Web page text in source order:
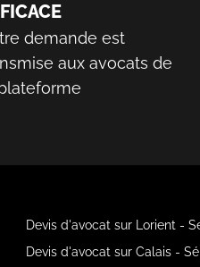
demande est
aux avocats de
Devis d'avocat sur Lorient -
Devis d'avocat sur Calais -